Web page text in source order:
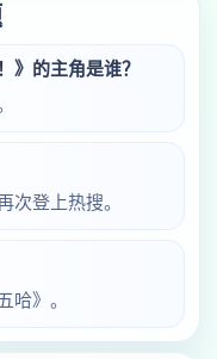
》的主角是谁？
次登上热搜。
哈》。